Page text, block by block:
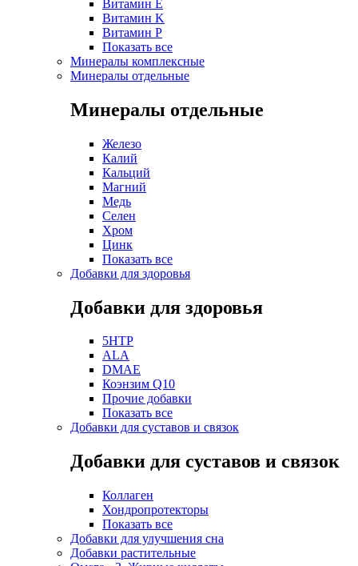
Витамин E
Витамин K
Витамин P
Показать все
Минералы комплексные
Минералы отдельные
Минералы отдельные
Железо
Калий
Кальций
Магний
Медь
Селен
Хром
Цинк
Показать все
Добавки для здоровья
Добавки для здоровья
5HTP
ALA
DMAE
Коэнзим Q10
Прочие добавки
Показать все
Добавки для суставов и связок
Добавки для суставов и связок
Коллаген
Хондропротекторы
Показать все
Добавки для улучшения сна
Добавки растительные